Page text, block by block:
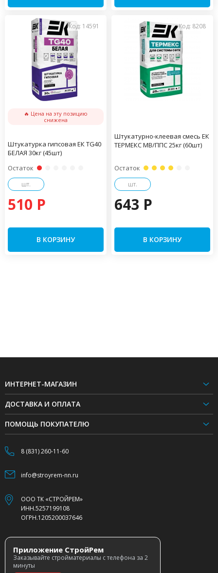
Код: 14591
🔥 Цена на эту позицию
снижена
Штукатурка гипсовая ЕК TG40
БЕЛАЯ 30кг (45шт)
Остаток
шт.
510 P
В КОРЗИНУ
Код: 8208
Штукатурно-клеевая смесь ЕК
ТЕРМЕКС МВ/ППС 25кг (60шт)
Остаток
шт.
643 P
В КОРЗИНУ
ИНТЕРНЕТ-МАГАЗИН
ДОСТАВКА И ОПЛАТА
ПОМОЩЬ ПОКУПАТЕЛЮ
8 (831) 260-11-60
info@stroyrem-nn.ru
ООО ТК «СТРОЙРЕМ»
ИНН.5257199108
ОГРН.1205200037646
Приложение СтройРем
Заказывайте стройматериалы с телефона за 2
минуты